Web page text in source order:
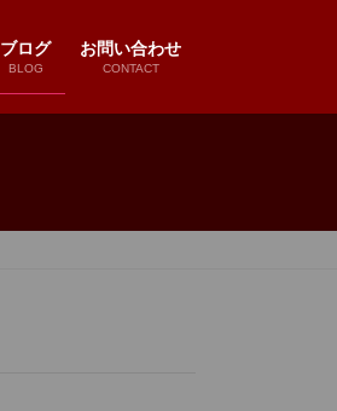
ブログ
BLOG
お問い合わせ
CONTACT